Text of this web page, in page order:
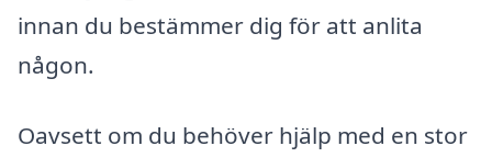
innan du bestämmer dig för att anlita
någon.
Oavsett om du behöver hjälp med en stor